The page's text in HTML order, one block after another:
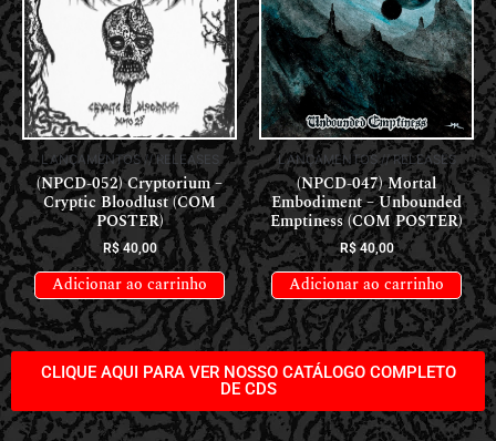
LANÇAMENTOS // RELEASES
(NPCD-052) Cryptorium –
Cryptic Bloodlust (COM
POSTER)
R$40,00
Adicionar ao carrinho
LANÇAMENTOS // RELEASES
(NPCD-047) Mortal
Embodiment – Unbounded
Emptiness (COM POSTER)
R$40,00
Adicionar ao carrinho
CLIQUE AQUI PARA VER NOSSO CATÁLOGO COMPLETO
DE CDS